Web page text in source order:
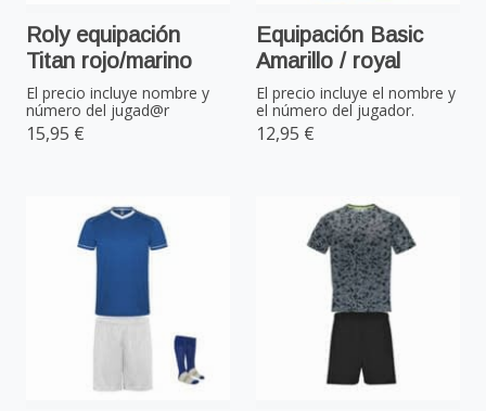
Roly equipación
Titan rojo/marino
El precio incluye nombre y
número del jugad@r
15,95 €
Equipación Basic
Amarillo / royal
El precio incluye el nombre y
el número del jugador.
12,95 €